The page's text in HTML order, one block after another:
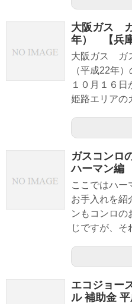
大阪ガス
年） 【兵庫
大阪ガス ガ
（平成22年
１０月１６
姫路エリアの
ガスコンロ
ハーマン編
ここではハー
お手入れを紹
ンもコンロの
じですが、そ
エコジョー
ル 補助金